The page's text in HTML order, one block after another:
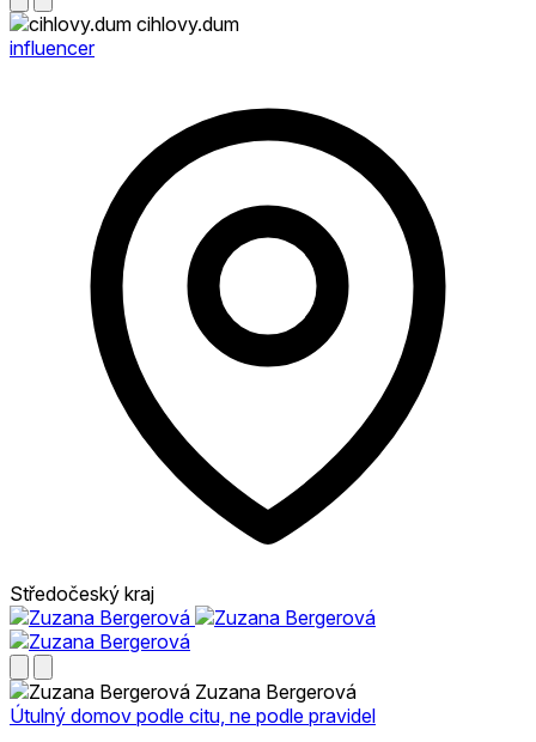
cihlovy.dum
influencer
Středočeský kraj
Zuzana Bergerová
Útulný domov podle citu, ne podle pravidel